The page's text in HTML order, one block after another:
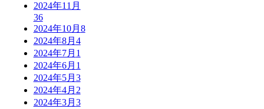
2024年11月
36
2024年10月 8
2024年8月 4
2024年7月 1
2024年6月 1
2024年5月 3
2024年4月 2
2024年3月 3